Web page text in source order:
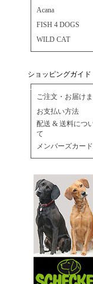
Acana
FISH 4 DOGS
WILD CAT
ショッピングガイド
ご注文・お届け
お支払い方法
配送 & 送料につ
て
メンバーズカード